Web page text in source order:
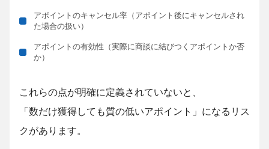
アポイントのキャンセル率（アポイント後にキャンセルされ
た場合の扱い）
アポイントの有効性（実際に商談に結びつくアポイントか否
か）
これらの点が明確に定義されていないと、
「数だけ獲得しても質の低いアポイント」になるリス
クがあります。